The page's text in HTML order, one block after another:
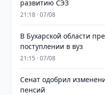
развитию СЭЗ
21:18 · 07/08
В Бухарской области
поступлении в вуз
21:15 · 07/08
Сенат одобрил
пенсий